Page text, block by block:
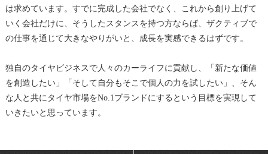
は求めています。すでに完成した会社でなく、これから創り上げて
いく会社だけに、そうしたスタンスを持つ方ならば、ザクティブで
の仕事を通じて大きなやりがいと、成長を実感できるはずです。
独自のタイヤビジネスで人々のカーライフに貢献し、「新たな価値
を創造したい」「そして自分もそこで個人の力を試したい」、そん
な人と共にタイヤ市場をNo.1ブランドにするという目標を実現して
いきたいと思っています。